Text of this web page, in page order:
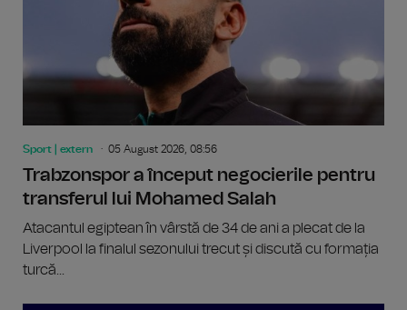
Sport | extern 05 August 2026, 08:56
Trabzonspor a început negocierile pentru
transferul lui Mohamed Salah
Atacantul egiptean în vârstă de 34 de ani a plecat de la
Liverpool la finalul sezonului trecut și discută cu formația
turcă...